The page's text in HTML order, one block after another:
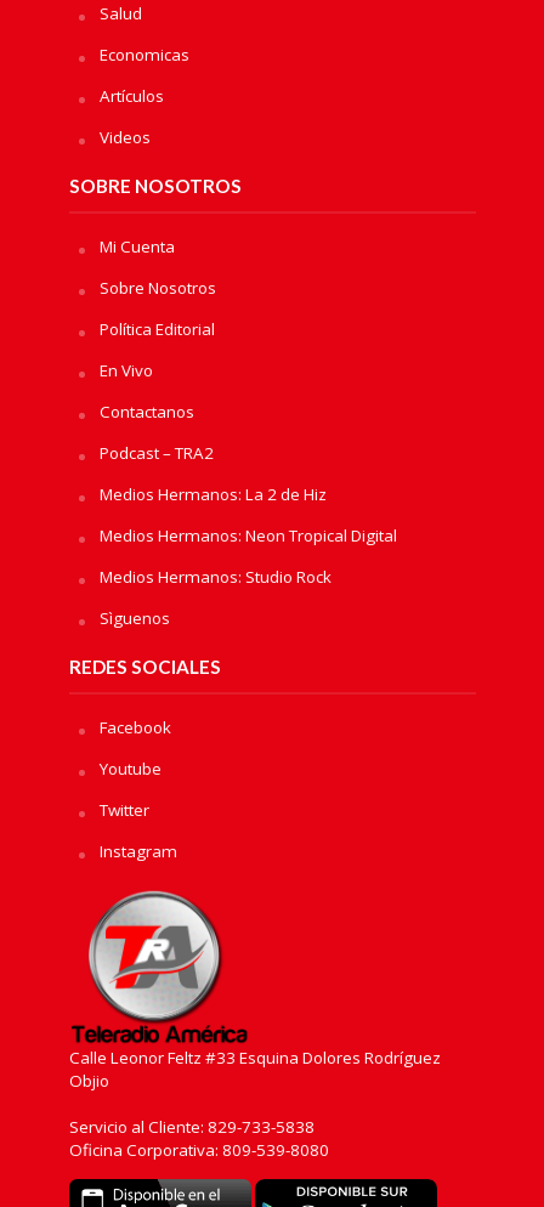
Salud
Economicas
Artículos
Videos
SOBRE NOSOTROS
Mi Cuenta
Sobre Nosotros
Política Editorial
En Vivo
Contactanos
Podcast – TRA2
Medios Hermanos: La 2 de Hiz
Medios Hermanos: Neon Tropical Digital
Medios Hermanos: Studio Rock
Sìguenos
REDES SOCIALES
Facebook
Youtube
Twitter
Instagram
Calle Leonor Feltz #33 Esquina Dolores Rodríguez
Objio
Servicio al Cliente: 829-733-5838
Oficina Corporativa: 809-539-8080